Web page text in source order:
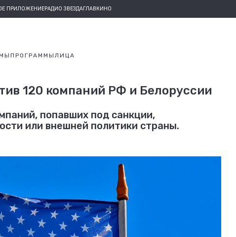
ПРИЛОЖЕНИЕРАДИО ЗВЕЗДАГЛАВКИНО
ПРОГРАММЫ ЛИЦА
120 компаний РФ и Белоруссии
попавших под санкции,
или внешней политики страны.